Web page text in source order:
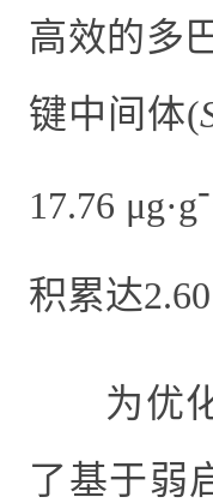
高效的多
键中间体(
17.76 μg·g
积累达
为优
了基于弱